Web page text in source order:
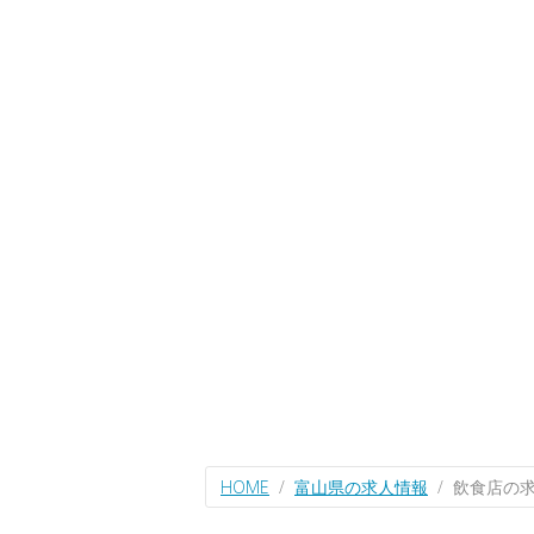
HOME 富山県の求人情報 飲食店の